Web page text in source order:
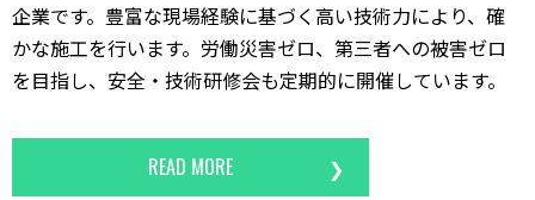
企業です。豊富な現場経験に基づく高い技術力により、確
かな施工を行います。労働災害ゼロ、第三者への被害ゼロ
を目指し、安全・技術研修会も定期的に開催しています。
READ MORE